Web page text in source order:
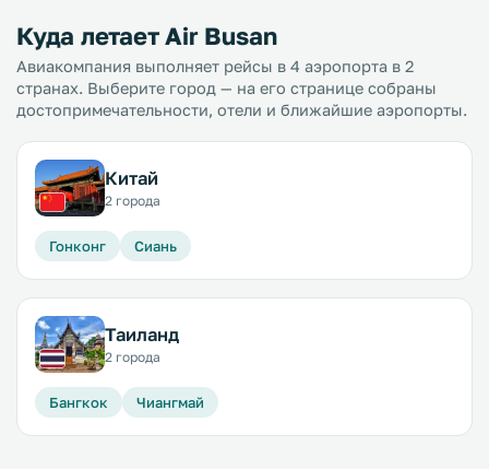
Куда летает Air Busan
Авиакомпания выполняет рейсы в 4 аэропорта в 2
странах. Выберите город — на его странице собраны
достопримечательности, отели и ближайшие аэропорты.
Китай
2 города
Гонконг Сиань
Таиланд
2 города
Бангкок Чиангмай